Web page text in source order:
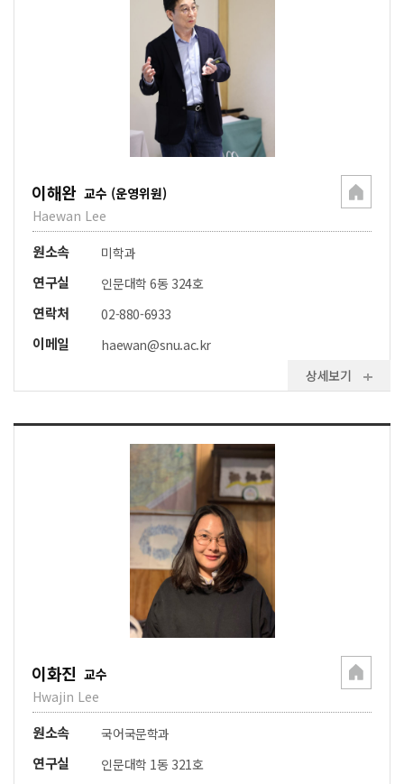
이해완 교수 (운영위원)
Haewan Lee
원소속 미학과
연구실 인문대학 6동 324호
연락처 02-880-6933
이메일
haewan@snu.ac.kr
상세보기
이화진 교수
Hwajin Lee
원소속 국어국문학과
연구실 인문대학 1동 321호